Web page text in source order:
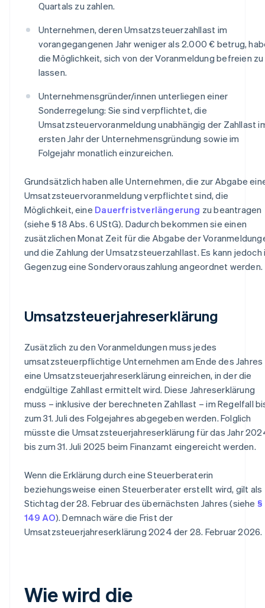
Quartals zu zahlen.
Unternehmen, deren Umsatzsteuerzahllast im
vorangegangenen Jahr weniger als 2.000 € betrug,
die Möglichkeit, sich von der Voranmeldung befreien zu
lassen.
Unternehmensgründer/innen unterliegen einer
Sonderregelung: Sie sind verpflichtet, die
Umsatzsteuervoranmeldung unabhängig der Zahllast
ersten Jahr der Unternehmensgründung sowie im
Folgejahr monatlich einzureichen.
Grundsätzlich haben alle Unternehmen, die zur Abgabe
Umsatzsteuervoranmeldung verpflichtet sind, die
Möglichkeit, eine Dauerfristverlängerung zu beantragen
(siehe § 18 Abs. 6 UStG). Dadurch bekommen sie einen
zusätzlichen Monat Zeit für die Abgabe der
und die Zahlung der Umsatzsteuerzahllast. Es kann jedoch
Gegenzug eine Sondervorauszahlung angeordnet werden.
Umsatzsteuerjahreserklärung
Zusätzlich zu den Voranmeldungen muss jedes
umsatzsteuerpflichtige Unternehmen am Ende des Jahres
eine Umsatzsteuerjahreserklärung einreichen, in der die
endgültige Zahllast ermittelt wird. Diese Jahreserklärung
muss – inklusive der berechneten Zahllast – im Regelfall
zum 31. Juli des Folgejahres abgegeben werden. Folglich
müsste die Umsatzsteuerjahreserklärung für das Jahr
bis zum 31. Juli 2025 beim Finanzamt eingereicht werden.
Wenn die Erklärung durch eine Steuerberaterin
beziehungsweise einen Steuerberater erstellt wird, gilt als
Stichtag der 28. Februar des übernächsten Jahres (siehe §
149 AO). Demnach wäre die Frist der
Umsatzsteuerjahreserklärung 2024 der 28. Februar 2026.
Wie wird die